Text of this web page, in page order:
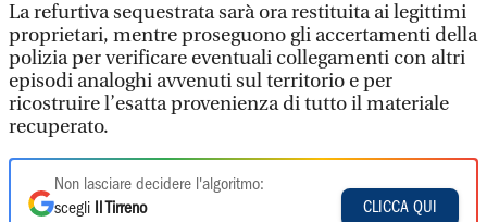
La refurtiva sequestrata sarà ora restituita ai legittimi
proprietari, mentre proseguono gli accertamenti della
polizia per verificare eventuali collegamenti con altri
episodi analoghi avvenuti sul territorio e per
ricostruire l’esatta provenienza di tutto il materiale
recuperato.
Non lasciare decidere l'algoritmo:
scegli
Il Tirreno
CLICCA QUI